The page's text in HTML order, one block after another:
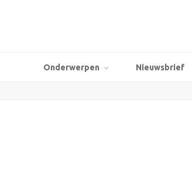
Onderwerpen Nieuwsbrief